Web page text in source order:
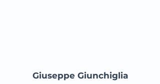
Giuseppe Giunchiglia